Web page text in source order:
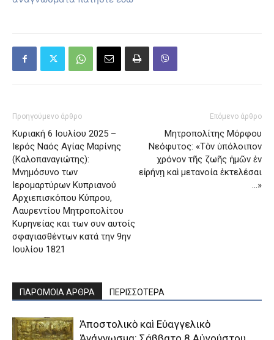
Προηγούμενο άρθρο
Κυριακή 6 Ιουλίου 2025 –
Ιερός Ναός Αγίας Μαρίνης
(Καλοπαναγιώτης):
Μνημόσυνο των
Ιερομαρτύρων Κυπριανού
Αρχιεπισκόπου Κύπρου,
Λαυρεντίου Μητροπολίτου
Κυρηνείας και των συν αυτοίς
σφαγιασθέντων κατά την 9ην
Ιουλίου 1821
Επόμενο άρθρο
Μητροπολίτης Μόρφου
Νεόφυτος: «Τὸν ὑπόλοιπον
χρόνον τῆς ζωῆς ἡμῶν ἐν
εἰρήνῃ καὶ μετανοία ἐκτελέσαι
…»
ΠΑΡΟΜΟΙΑ ΑΡΘΡΑ ΠΕΡΙΣΣΟΤΕΡΑ
Ἀποστολικὸ καὶ Εὐαγγελικὸ